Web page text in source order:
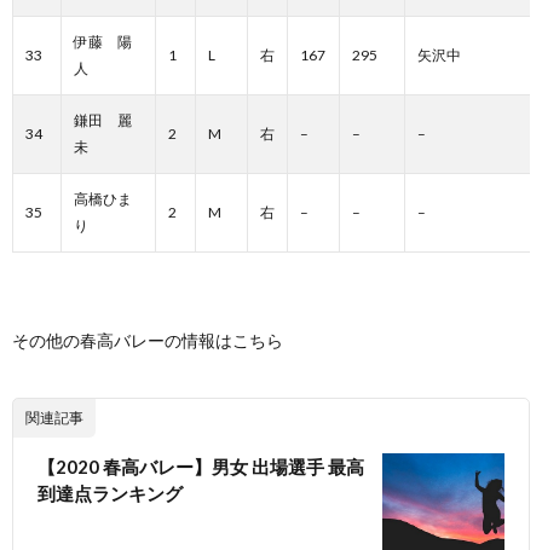
33
伊藤 陽
人
1 L 右 167 295 矢沢中
34
鎌田 麗
未
2 M 右 – – –
35
高橋ひま
り
2 M 右 – – –
その他の春高バレーの情報はこちら
関連記事
【2020 春高バレー】男女 出場選手 最高
到達点ランキング